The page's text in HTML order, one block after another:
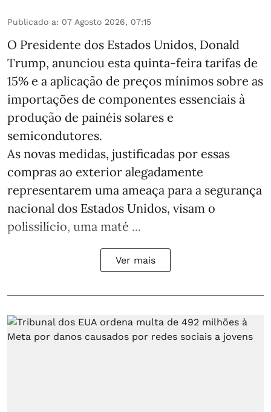
Publicado a: 07 Agosto 2026, 07:15
O Presidente dos Estados Unidos, Donald
Trump, anunciou esta quinta-feira tarifas de
15% e a aplicação de preços mínimos sobre as
importações de componentes essenciais à
produção de painéis solares e
semicondutores.
As novas medidas, justificadas por essas
compras ao exterior alegadamente
representarem uma ameaça para a segurança
nacional dos Estados Unidos, visam o
polissilício, uma maté ...
Ver mais